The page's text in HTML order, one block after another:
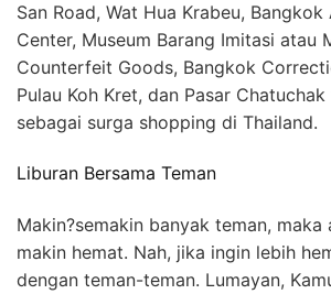
San Road, Wat Hua Krabeu,
Center, Museum Barang Imitasi atau
Counterfeit Goods, Bangkok
Pulau Koh Kret, dan Pasar
sebagai surga shopping di Thailand.
Liburan Bersama Teman
Makin?semakin banyak teman, maka
makin hemat. Nah, jika ingin lebih
dengan teman-teman. Lumayan,